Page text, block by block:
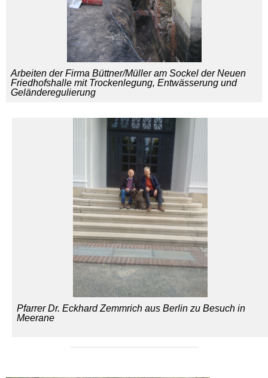
Arbeiten der Firma Büttner/Müller am Sockel der Neuen
Friedhofshalle mit Trockenlegung, Entwässerung und
Geländeregulierung
Pfarrer Dr. Eckhard Zemmrich aus Berlin zu Besuch in
Meerane